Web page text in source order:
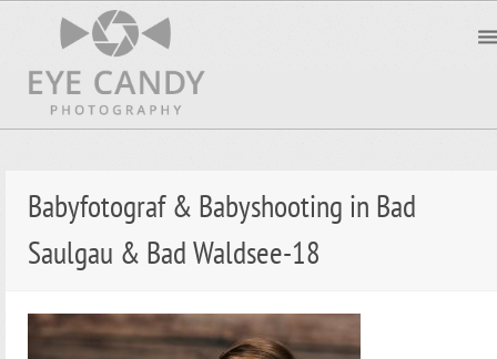
Babyfotograf & Babyshooting in Bad
Saulgau & Bad Waldsee-18